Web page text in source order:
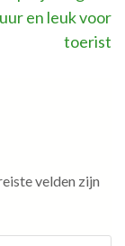
en leuk voor
toerist
velden zijn